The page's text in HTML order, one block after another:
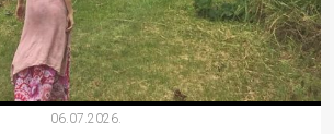
06.07.2026.